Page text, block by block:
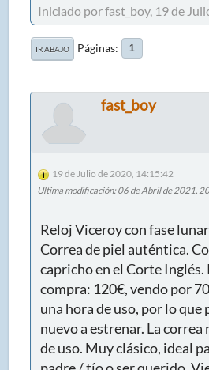
Iniciado por fast_boy, 19 de
IR ABAJO Páginas 1
fast_boy
19 de Julio de 2020, 14:15:42
Ultima modificación: 06 de Abril de 2021,
Reloj Viceroy con fase
Correa de piel auténtica.
capricho en el Corte Inglés.
compra: 120€, vendo por
una hora de uso, por lo que
nuevo a estrenar. La correa
de uso. Muy clásico, ideal